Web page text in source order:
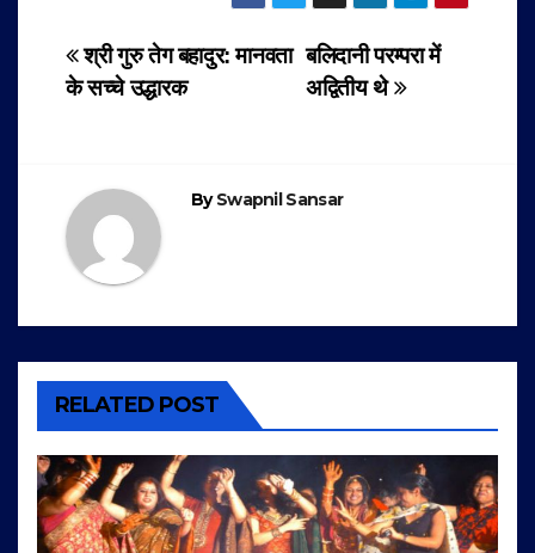
Post
navigation
बलिदानी परम्परा में
अद्वितीय थे
श्री गुरु तेग बहादुर: मानवता
के सच्चे उद्धारक
BySwapnil Sansar
RELATED POST